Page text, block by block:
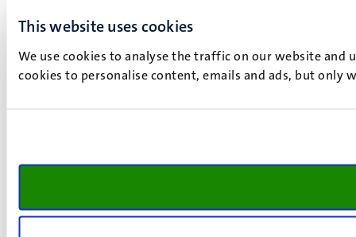
This website uses cookies
We use cookies to analyse the traffic on our website and
cookies to personalise content, emails and ads, but only